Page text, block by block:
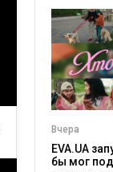
Вчера
EVA.UA
бы мог